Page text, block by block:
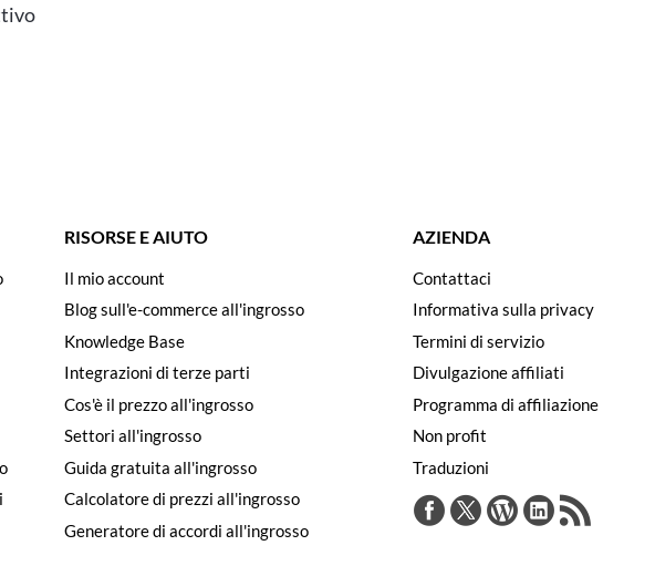
RISORSE E AIUTO
Il mio account
Blog sull'e-commerce all'ingrosso
Knowledge Base
Integrazioni di terze parti
Cos'è il prezzo all'ingrosso
Settori all'ingrosso
Guida gratuita all'ingrosso
Calcolatore di prezzi all'ingrosso
Generatore di accordi all'ingrosso
AZIENDA
Contattaci
Informativa sulla privacy
Termini di servizio
Divulgazione affiliati
Programma di affiliazione
Non profit
Traduzioni